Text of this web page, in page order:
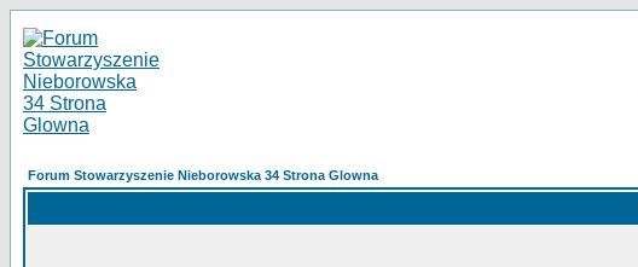
Forum Stowarzyszenie Nieborowska 34 Strona Glowna